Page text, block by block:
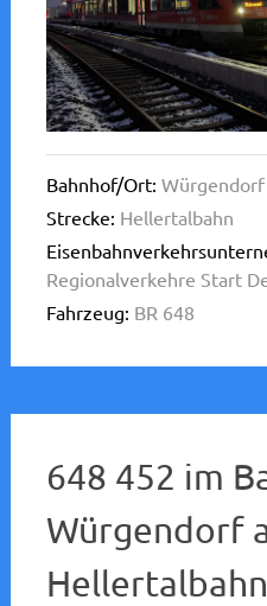
Bahnhof/Ort: Würgendorf
Strecke: Hellertalbahn
Regionalverkehre Start
Fahrzeug: BR 648
648 452 im
Würgendorf